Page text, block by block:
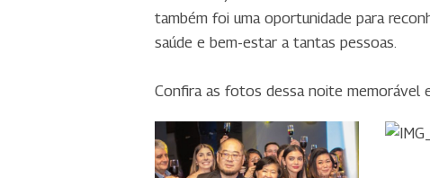
também foi uma oportunidade para
saúde e bem-estar a tantas pessoas.
Confira as fotos dessa noite memorável
IMG_3897